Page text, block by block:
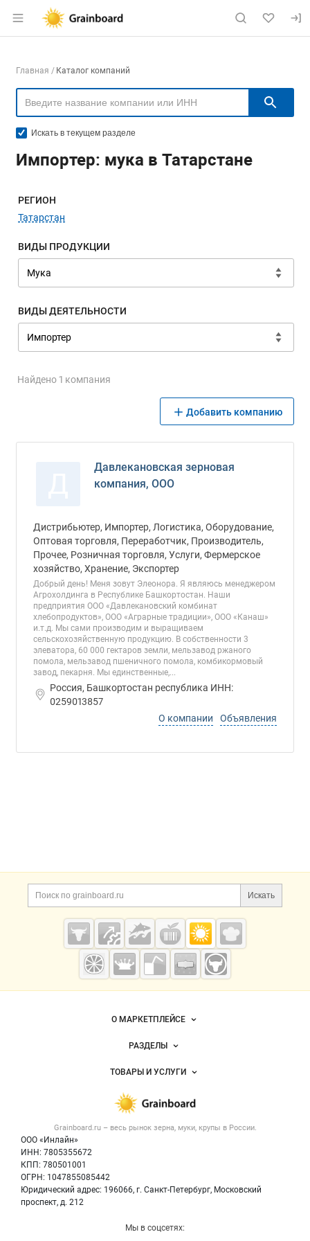
Раздел навигации по сайту
Навигация по компаниям
Главная Каталог компаний
Искать в текущем разделе
Импортер: мука в Татарстане
Меню навигации
РЕГИОН
Татарстан
ВИДЫ ПРОДУКЦИИ
ВИДЫ ДЕЯТЕЛЬНОСТИ
Найдено 1 компания
Добавить компанию
Давлекановская зерновая
компания, ООО
Дистрибьютер, Импортер, Логистика, Оборудование,
Оптовая торговля, Переработчик, Производитель,
Прочее, Розничная торговля, Услуги, Фермерское
хозяйство, Хранение, Экспортер
Добрый день! Меня зовут Элеонора. Я являюсь менеджером
Агрохолдинга в Республике Башкортостан. Наши
предприятия ООО «Давлекановский комбинат
хлебопродуктов», ООО «Аграрные традиции», ООО «Канаш»
и.т.д. Мы сами производим и выращиваем
сельскохозяйственную продукцию. В собственности 3
элеватора, 60 000 гектаров земли, мельзавод ржаного
помола, мельзавод пшеничного помола, комбикормовый
завод, пекарня. Мы единственные,...
Россия, Башкортостан республика ИНН:
0259013857
О компании
Объявления
Дополнительная информация
Поиск по сайту и
Искать
Cсылки на полезные проекты
Grainboard.ru
— зерно и
мука
Важные разделы и контакты
Grainboard.ru – весь рынок зерна, муки, крупы в России.
ООО «Инлайн»
ИНН: 7805355672
КПП: 780501001
ОГРН: 1047855085442
Юридический адрес: 196066, г. Санкт-Петербург, Московский
проспект, д. 212
Навигация по сайтуО МАРКЕТПЛЕЙСЕ
Новости Grainboard.ru
Размещение рекламы
Публичная оферта
Контактная информация
Политика обработки персональных данных
РАЗДЕЛЫ
Объявления
Новости рынка
ТОВАРЫ И УСЛУГИ
Крупы
Мука
Мы в соцсетях: